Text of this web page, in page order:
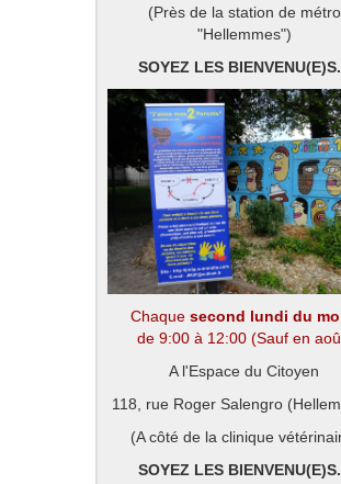
(Près de la station de métro
"Hellemmes")
SOYEZ LES
Chaquesecond lundi du
de 9:00 à 12:00 (Sauf en
A l'Espace du Citoyen
118, rue Roger Salengro
(A côté de la clinique
SOYEZ LES